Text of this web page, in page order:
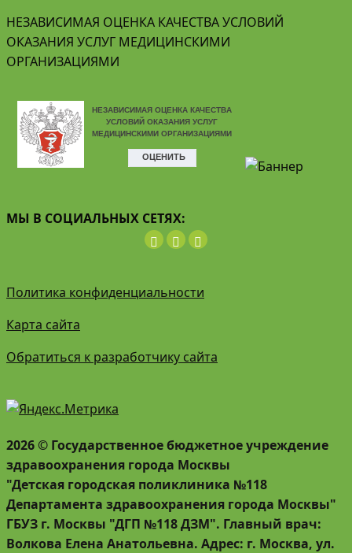
НЕЗАВИСИМАЯ ОЦЕНКА КАЧЕСТВА УСЛОВИЙ
ОКАЗАНИЯ УСЛУГ МЕДИЦИНСКИМИ
ОРГАНИЗАЦИЯМИ
МЫ В СОЦИАЛЬНЫХ СЕТЯХ:
Политика конфиденциальности
Карта сайта
Обратиться к разработчику сайта
2026 © Государственное бюджетное учреждение
здравоохранения города Москвы
"Детская городская поликлиника №118
Департамента здравоохранения города Москвы"
ГБУЗ г. Москвы "ДГП №118 ДЗМ". Главный врач:
Волкова Елена Анатольевна. Адрес: г. Москва, ул.